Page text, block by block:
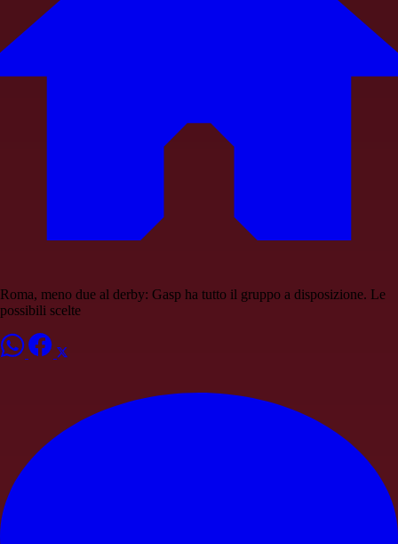
Roma, meno due al derby: Gasp ha tutto il gruppo a disposizione. Le
possibili scelte